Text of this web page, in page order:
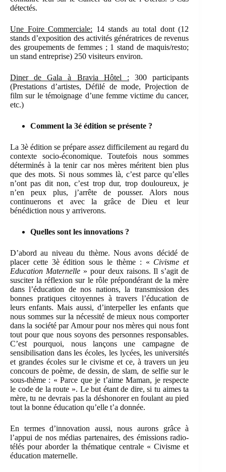
détectés.
Une Foire Commerciale: 14 stands au total dont (12
stands d’exposition des activités génératrices de revenus
des groupements de femmes ; 1 stand de maquis/resto;
un stand entreprise) 250 visiteurs environ.
Diner de Gala à Bravia Hôtel : 300 participants
(Prestations d’artistes, Défilé de mode, Projection de
film sur le témoignage d’une femme victime du cancer,
etc.)
Comment la 3é édition se présente ?
La 3è édition se prépare assez difficilement au regard du
contexte socio-économique. Toutefois nous sommes
déterminés à la tenir car nos mères méritent bien plus
que des mots. Si nous sommes là, c’est parce qu’elles
n’ont pas dit non, c’est trop dur, trop douloureux, je
n’en peux plus, j’arrête de pousser. Alors nous
continuerons et avec la grâce de Dieu et leur
bénédiction nous y arriverons.
Quelles sont les innovations ?
D’abord au niveau du thème. Nous avons décidé de
placer cette 3è édition sous le thème : « Civisme et
Education Maternelle» pour deux raisons. Il s’agit de
susciter la réflexion sur le rôle prépondérant de la mère
dans l’éducation de nos nations, la transmission des
bonnes pratiques citoyennes à travers l’éducation de
leurs enfants. Mais aussi, d’interpeller les enfants que
nous sommes sur la nécessité de mieux nous comporter
dans la société par Amour pour nos mères qui nous font
tout pour que nous soyons des personnes responsables.
C’est pourquoi, nous lançons une campagne de
sensibilisation dans les écoles, les lycées, les universités
et grandes écoles sur le civisme et ce, à travers un jeu
concours de poème, de dessin, de slam, de selfie sur le
sous-thème : « Parce que je t’aime Maman, je respecte
le code de la route ». Le but étant de dire, si tu aimes ta
mère, tu ne devrais pas la déshonorer en foulant au pied
tout la bonne éducation qu’elle t’a donnée.
En termes d’innovation aussi, nous aurons grâce à
l’appui de nos médias partenaires, des émissions radio-
télés pour aborder la thématique centrale « Civisme et
éducation maternelle.